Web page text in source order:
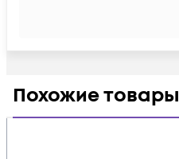
Похожие товары